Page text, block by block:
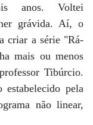
anos. Voltei
grávida. Aí, o
criar a série "Rá-
mais ou menos
Tibúrcio.
estabelecido pela
não linear,